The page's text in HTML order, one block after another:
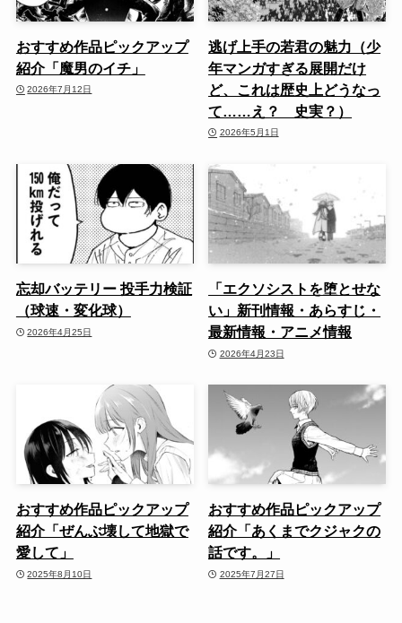
おすすめ作品ピックアップ
紹介「魔男のイチ」
2026年7月12日
逃げ上手の若君の魅力（少
年マンガすぎる展開だけ
ど、これは歴史上どうなっ
て……え？ 史実？）
2026年5月1日
忘却バッテリー 投手力検証
（球速・変化球）
2026年4月25日
「エクソシストを堕とせな
い」新刊情報・あらすじ・
最新情報・アニメ情報
2026年4月23日
おすすめ作品ピックアップ
紹介「ぜんぶ壊して地獄で
愛して」
2025年8月10日
おすすめ作品ピックアップ
紹介「あくまでクジャクの
話です。」
2025年7月27日